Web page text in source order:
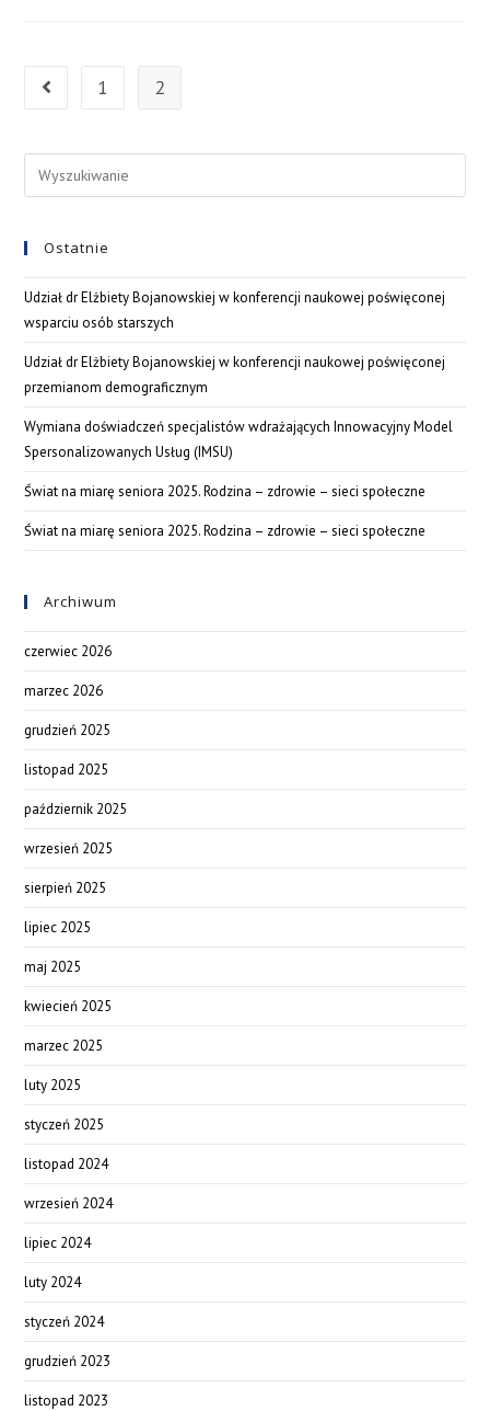
1 2
Ostatnie
Udział dr Elżbiety Bojanowskiej w konferencji naukowej poświęconej
wsparciu osób starszych
Udział dr Elżbiety Bojanowskiej w konferencji naukowej poświęconej
przemianom demograficznym
Wymiana doświadczeń specjalistów wdrażających Innowacyjny Model
Spersonalizowanych Usług (IMSU)
Świat na miarę seniora 2025. Rodzina – zdrowie – sieci społeczne
Świat na miarę seniora 2025. Rodzina – zdrowie – sieci społeczne
Archiwum
czerwiec 2026
marzec 2026
grudzień 2025
listopad 2025
październik 2025
wrzesień 2025
sierpień 2025
lipiec 2025
maj 2025
kwiecień 2025
marzec 2025
luty 2025
styczeń 2025
listopad 2024
wrzesień 2024
lipiec 2024
luty 2024
styczeń 2024
grudzień 2023
listopad 2023